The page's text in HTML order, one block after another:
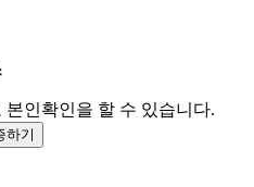
본인확인을 할 수 있습니다.
하기